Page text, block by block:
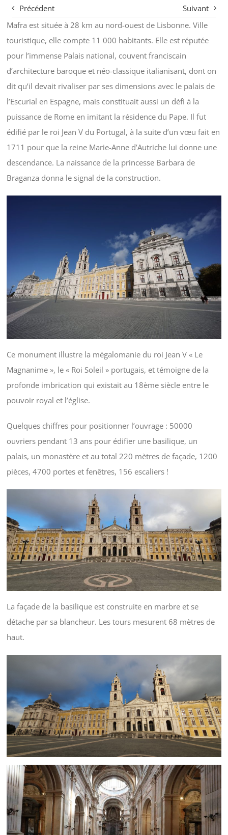
Précédent
Suivant
Mafra est située à 28 km au nord-ouest de Lisbonne. Ville
touristique, elle compte 11 000 habitants. Elle est réputée
pour l’immense Palais national, couvent franciscain
d’architecture baroque et néo-classique italianisant, dont on
dit qu’il devait rivaliser par ses dimensions avec le palais de
l’Escurial en Espagne, mais constituait aussi un défi à la
puissance de Rome en imitant la résidence du Pape. Il fut
édifié par le roi Jean V du Portugal, à la suite d’un vœu fait en
1711 pour que la reine Marie-Anne d’Autriche lui donne une
descendance. La naissance de la princesse Barbara de
Braganza donna le signal de la construction.
Ce monument illustre la mégalomanie du roi Jean V « Le
Magnanime », le « Roi Soleil » portugais, et témoigne de la
profonde imbrication qui existait au 18ème siècle entre le
pouvoir royal et l’église.
Quelques chiffres pour positionner l’ouvrage : 50000
ouvriers pendant 13 ans pour édifier une basilique, un
palais, un monastère et au total 220 mètres de façade, 1200
pièces, 4700 portes et fenêtres, 156 escaliers !
La façade de la basilique est construite en marbre et se
détache par sa blancheur. Les tours mesurent 68 mètres de
haut.